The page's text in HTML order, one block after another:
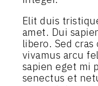
Elit duis
amet. Dui
libero. Sed
vivamus arcu
sapien eget mi
senectus et